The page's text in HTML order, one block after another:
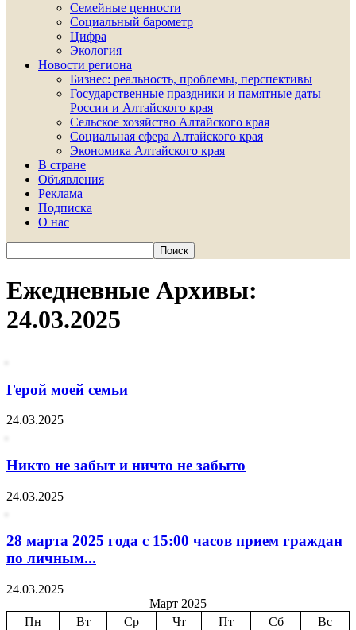
Семейные ценности
Социальный барометр
Цифра
Экология
Новости региона
Бизнес: реальность, проблемы, перспективы
Государственные праздники и памятные даты
России и Алтайского края
Сельское хозяйство Алтайского края
Социальная сфера Алтайского края
Экономика Алтайского края
В стране
Объявления
Реклама
Подписка
О нас
Ежедневные Архивы:
24.03.2025
Герой моей семьи
24.03.2025
Никто не забыт и ничто не забыто
24.03.2025
28 марта 2025 года с 15:00 часов прием граждан
по личным...
24.03.2025
Март 2025
Пн
Вт Ср Чт Пт Сб
Вс